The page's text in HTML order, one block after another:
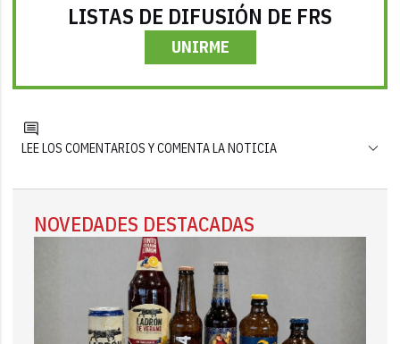
LISTAS DE DIFUSIÓN DE FRS
UNIRME
LEE LOS COMENTARIOS Y COMENTA LA NOTICIA
NOVEDADES DESTACADAS